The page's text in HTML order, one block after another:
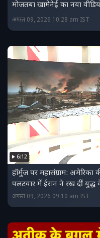
मोजतबा खामेनेई का नया
अगस्त 09, 2026 10:28 am IST
6:12
हॉर्मुज पर महासंग्राम:
पलटवार में ईरान ने रख दीं युद्ध
अगस्त 09, 2026 09:10 am IST